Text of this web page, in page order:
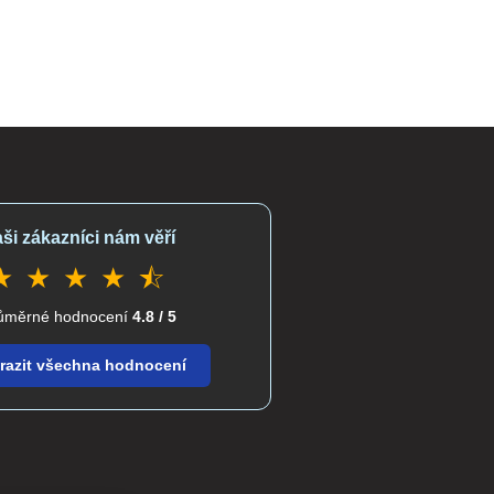
zákazníci nám věří
★ ★ ★ ⯪
hodnocení 4.8 / 5
všechna hodnocení